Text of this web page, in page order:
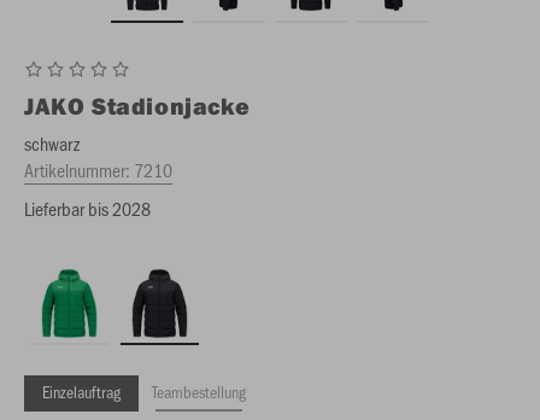
JAKO Stadionjacke
schwarz
Artikelnummer: 7210
Lieferbar bis 2028
Einzelauftrag Teambestellung